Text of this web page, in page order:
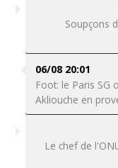
Soupçons
06/08 20:01
Foot: le Paris SG
Akliouche en
Le chef de